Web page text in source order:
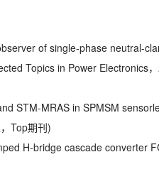
of single-phase neutral-
Topics in Power Electronics
STM-MRAS in SPMSM
Top期刊)
H-bridge cascade converter